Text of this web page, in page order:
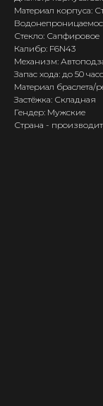
Материал корпуса:
Стекло: Сапфировое
Калибр: F6N43
Механизм:
Запас хода: до 50
Материал браслета/
Застёжка: Складная
Гендер: Мужские
Страна -